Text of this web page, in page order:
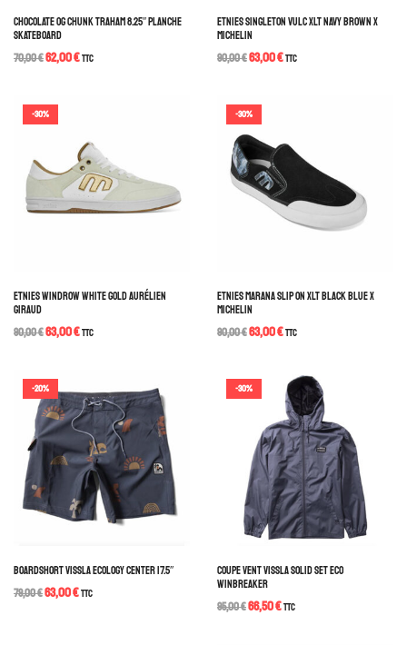
CHOCOLATE OG CHUNK TRAHAM 8.25″ PLANCHE
SKATEBOARD
70,00€62,00€TTC
ETNIES SINGLETON VULC XLT NAVY BROWN X
MICHELIN
90,00€63,00€TTC
-30%
ETNIES WINDROW WHITE GOLD AURÉLIEN
GIRAUD
90,00€63,00€TTC
-30%
ETNIES MARANA SLIP ON XLT BLACK BLUE X
MICHELIN
90,00€63,00€TTC
-20%
BOARDSHORT VISSLA ECOLOGY CENTER 17.5″
79,00€63,00€TTC
-30%
COUPE VENT VISSLA SOLID SET ECO
WINBREAKER
95,00€66,50€TTC